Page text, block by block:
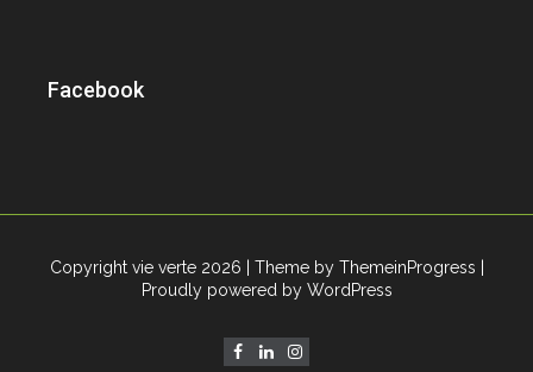
Facebook
Copyright vie verte 2026 | Theme by ThemeinProgress
Proudly powered by WordPress